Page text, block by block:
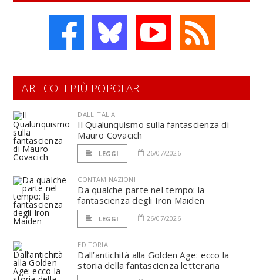
ARTICOLI PIÙ POPOLARI
DALL'ITALIA
Il Qualunquismo sulla fantascienza di
Mauro Covacich
LEGGI 26/07/2026
CONTAMINAZIONI
Da qualche parte nel tempo: la
fantascienza degli Iron Maiden
LEGGI 26/07/2026
EDITORIA
Dall’antichità alla Golden Age: ecco la
storia della fantascienza letteraria